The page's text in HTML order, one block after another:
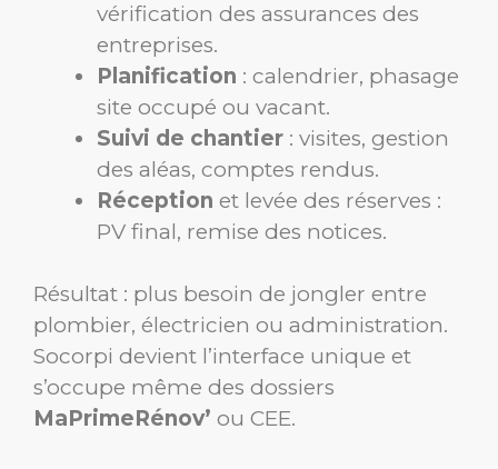
vérification des assurances des
entreprises.
Planification : calendrier, phasage
site occupé ou vacant.
Suivi de chantier : visites, gestion
des aléas, comptes rendus.
Réception et levée des réserves :
PV final, remise des notices.
Résultat : plus besoin de jongler entre
plombier, électricien ou administration.
Socorpi devient l’interface unique et
s’occupe même des dossiers
MaPrimeRénov’ ou CEE.